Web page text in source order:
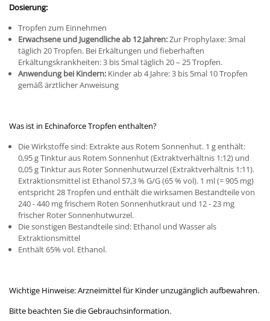
Dosierung:
Tropfen zum Einnehmen
Erwachsene und Jugendliche ab 12 Jahren:Zur Prophylaxe: 3mal
täglich 20 Tropfen. Bei Erkältungen und fieberhaften
Erkältungskrankheiten: 3 bis 5mal täglich 20 – 25 Tropfen.
Anwendung bei Kindern: Kinder ab 4 Jahre: 3 bis 5mal 10 Tropfen
gemäß ärztlicher Anweisung
Was ist in Echinaforce Tropfen enthalten?
Die Wirkstoffe sind: Extrakte aus Rotem Sonnenhut. 1 g enthält:
0,95 g Tinktur aus Rotem Sonnenhut (Extraktverhältnis 1:12) und
0,05 g Tinktur aus Roter Sonnenhutwurzel (Extraktverhältnis 1:11).
Extraktionsmittel ist Ethanol 57,3 % G/G (65 % vol). 1 ml (= 905 mg)
entspricht 28 Tropfen und enthält die wirksamen Bestandteile von
240 - 440 mg frischem Roten Sonnenhutkraut und 12 - 23 mg
frischer Roter Sonnenhutwurzel.
Die sonstigen Bestandteile sind: Ethanol und Wasser als
Extraktionsmittel
Enthält 65% vol. Ethanol.
Wichtige Hinweise: Arzneimittel für Kinder unzugänglich aufbewahren.
Bitte beachten Sie die Gebrauchsinformation.